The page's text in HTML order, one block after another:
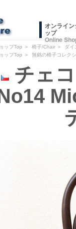
オンライ
ップ
Online
ップTop ＞ 椅子/Chair ＞
ダイ
ップTop ＞ 無銘の椅子コレク
チェ